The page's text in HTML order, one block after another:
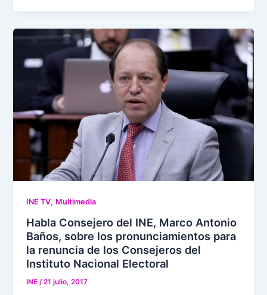
INE TV, Multimedia
Habla Consejero del INE, Marco Antonio
Baños, sobre los pronunciamientos para
la renuncia de los Consejeros del
Instituto Nacional Electoral
INE/21 julio, 2017